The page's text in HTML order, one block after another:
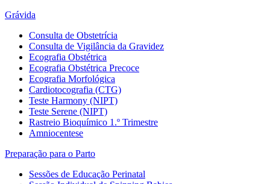
Grávida
Consulta de Obstetrícia
Consulta de Vigilância da Gravidez
Ecografia Obstétrica
Ecografia Obstétrica Precoce
Ecografia Morfológica
Cardiotocografia (CTG)
Teste Harmony (NIPT)
Teste Serene (NIPT)
Rastreio Bioquímico 1.º Trimestre
Amniocentese
Preparação para o Parto
Sessões de Educação Perinatal